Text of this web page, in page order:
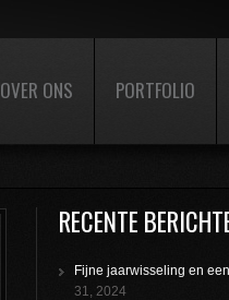
OVER ONS PORTFOLIO
RECENTE
Fijne jaarwisseling en
31, 2024